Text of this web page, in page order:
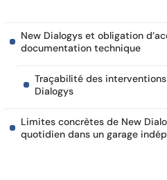
New Dialogys et obligation
documentation technique
Traçabilité des
Dialogys
Limites concrètes de New
quotidien dans un garage